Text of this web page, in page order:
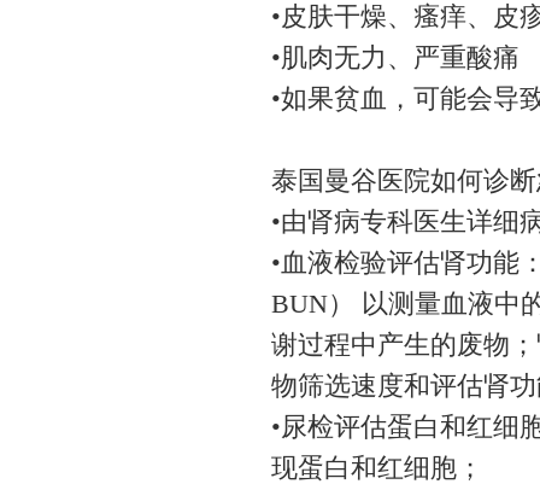
•皮肤干燥、瘙痒、皮
•肌肉无力、严重酸痛
•如果贫血，可能会导
泰国曼谷医院如何诊
•由肾病专科医生详细
•血液检验评估肾功能
BUN） 以测量血液中
谢过程中产生的废物
物筛选速度和评估肾
•尿检评估蛋白和红细
现蛋白和红细胞；